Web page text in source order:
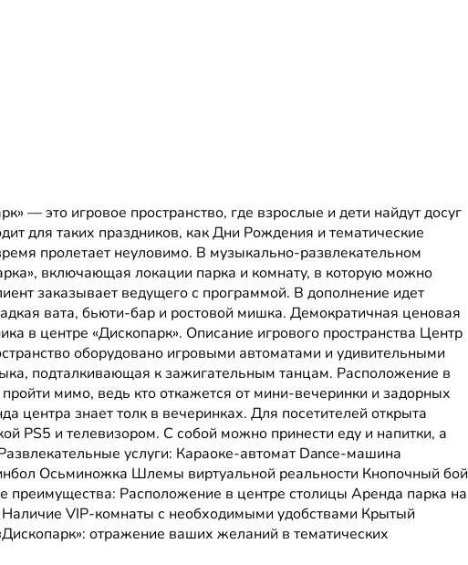
— это игровое пространство, где взрослые и дети найдут досуг
для таких праздников, как Дни Рождения и тематические
пролетает неуловимо. В музыкально-развлекательном
включающая локации парка и комнату, в которую можно
заказывает ведущего с программой. В дополнение идет
вата, бьюти-бар и ростовой мишка. Демократичная ценовая
в центре «Дископарк». Описание игрового пространства Центр
оборудовано игровыми автоматами и удивительными
подталкивающая к зажигательным танцам. Расположение в
мимо, ведь кто откажется от мини-вечеринки и задорных
центра знает толк в вечеринках. Для посетителей открыта
PS5 и телевизором. С собой можно принести еду и напитки, а
услуги: Караоке-автомат Dance-машина
Осьминожка Шлемы виртуальной реальности Кнопочный бой
Расположение в центре столицы Аренда парка на
VIP-комнаты с необходимыми удобствами Крытый
отражение ваших желаний в тематических